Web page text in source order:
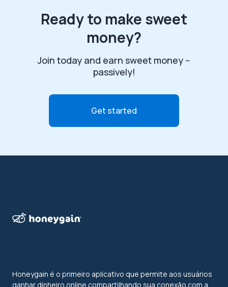
Ready to make sweet
money?
Join today and earn sweet money --
passively!
Get started
Honeygain é o primeiro aplicativo que permite aos usuários
ganhar dinheiro online compartilhando sua conexão com a